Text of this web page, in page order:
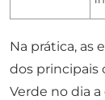
Na prática, as
dos principais
Verde no dia